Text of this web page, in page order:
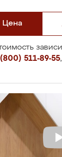
Цена
511-89-55,